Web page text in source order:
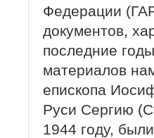
Федерации
документов,
последние
материалов
епископа
Руси Сергию
1944 году,